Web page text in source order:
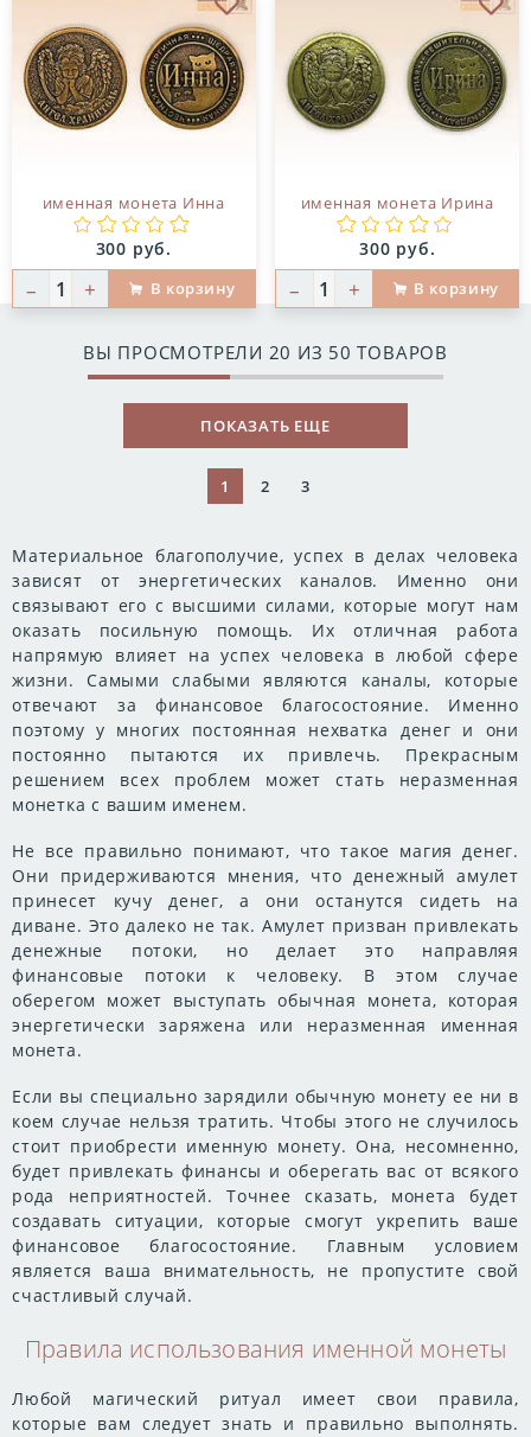
именная монета Инна
Цена:
300 руб.
– + В корзину
именная монета Ирина
Цена:
300 руб.
– + В корзину
ВЫ ПРОСМОТРЕЛИ 20 ИЗ 50 ТОВАРОВ
ПОКАЗАТЬ ЕЩЕ
1 2 3
Материальное благополучие, успех в делах человека
зависят от энергетических каналов. Именно они
связывают его с высшими силами, которые могут нам
оказать посильную помощь. Их отличная работа
напрямую влияет на успех человека в любой сфере
жизни. Самыми слабыми являются каналы, которые
отвечают за финансовое благосостояние. Именно
поэтому у многих постоянная нехватка денег и они
постоянно пытаются их привлечь. Прекрасным
решением всех проблем может стать неразменная
монетка с вашим именем.
Не все правильно понимают, что такое магия денег.
Они придерживаются мнения, что денежный амулет
принесет кучу денег, а они останутся сидеть на
диване. Это далеко не так. Амулет призван привлекать
денежные потоки, но делает это направляя
финансовые потоки к человеку. В этом случае
оберегом может выступать обычная монета, которая
энергетически заряжена или неразменная именная
монета.
Если вы специально зарядили обычную монету ее ни в
коем случае нельзя тратить. Чтобы этого не случилось
стоит приобрести именную монету. Она, несомненно,
будет привлекать финансы и оберегать вас от всякого
рода неприятностей. Точнее сказать, монета будет
создавать ситуации, которые смогут укрепить ваше
финансовое благосостояние. Главным условием
является ваша внимательность, не пропустите свой
счастливый случай.
Правила использования именной монеты
Любой магический ритуал имеет свои правила,
которые вам следует знать и правильно выполнять.